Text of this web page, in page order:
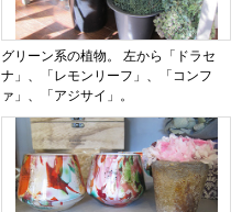
グリーン系の植物。 左から「ドラセ
ナ」、「レモンリーフ」、「コンフ
ァ」、「アジサイ」。